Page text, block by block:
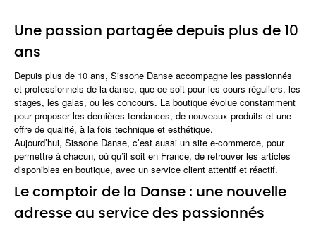
Une passion partagée depuis plus de 10
ans
Depuis plus de 10 ans, Sissone Danse accompagne les passionnés
et professionnels de la danse, que ce soit pour les cours réguliers, les
stages, les galas, ou les concours. La boutique évolue constamment
pour proposer les dernières tendances, de nouveaux produits et une
offre de qualité, à la fois technique et esthétique.
Aujourd’hui, Sissone Danse, c’est aussi un site e-commerce, pour
permettre à chacun, où qu’il soit en France, de retrouver les articles
disponibles en boutique, avec un service client attentif et réactif.
Le comptoir de la Danse : une nouvelle
adresse au service des passionnés